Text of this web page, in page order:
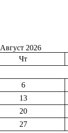
Август 2026
Чт
6
13
20
27